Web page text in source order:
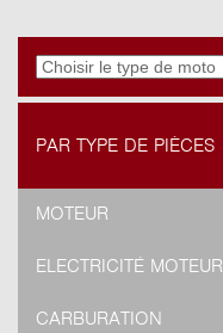
PAR TYPE DE PIÈCES
MOTEUR
ELECTRICITÉ MOTEUR
CARBURATION